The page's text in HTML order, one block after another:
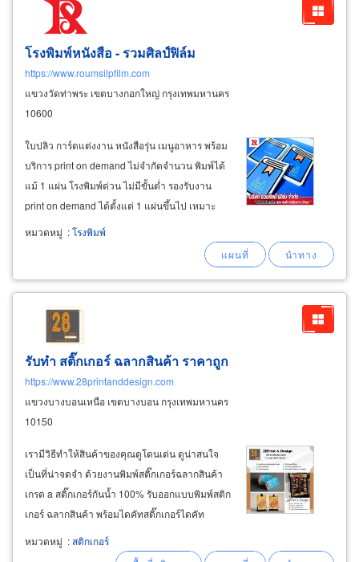
โรงพิมพ์หนังสือ - รวมศิลป์ฟิล์ม
https://www.roumsilpfilm.com
แขวงวัดท่าพระ เขตบางกอกใหญ่ กรุงเทพมหานคร
10600
ใบปลิว การ์ดแต่งงาน หนังสือรุ่น เมนูอาหาร พร้อม
บริการ print on demand ไม่จำกัดจำนวน พิมพ์ได้
แม้ 1 แผ่น โรงพิมพ์ด่วน ไม่มีขั้นต่ำ รองรับงาน
print on demand ได้ตั้งแต่ 1 แผ่นขึ้นไป เหมาะ
สำหรับงานเฉพาะบุคคล งานพิมพ์รายชื่อ งาน
อีเวนต์ งานพิมพ์จำนวนน้อย คุณภาพสูงเทียบเท่า
หมวดหมู่ :โรงพิมพ์
รับทำ สติ๊กเกอร์ ฉลากสินค้า ราคาถูก
https://www.28printanddesign.com
แขวงบางบอนเหนือ เขตบางบอน กรุงเทพมหานคร
10150
เรามีวิธีทำให้สินค้าของคุณดูโดนเด่น ดูน่าสนใจ
เป็นที่น่าจดจำ ด้วยงานพิมพ์สติ๊กเกอร์ฉลากสินค้า
เกรด a สติ๊กเกอร์กันน้ำ 100% รับออกแบบพิมพ์สติก
เกอร์ ฉลากสินค้า พร้อมไดคัท​​​ สติ๊กเกอร์ไดคัท
สติ๊กเกอร์กันน้ำ คุณภาพเกรด aaa ราคาถูก พิมพ์
สติ๊กเกอร์บน กระดาษขาวเงา, กระดาษขาวด้าน,
หมวดหมู่ :สติกเกอร์